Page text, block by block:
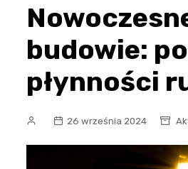
Blog
budowie:
płynności
26 września 2024